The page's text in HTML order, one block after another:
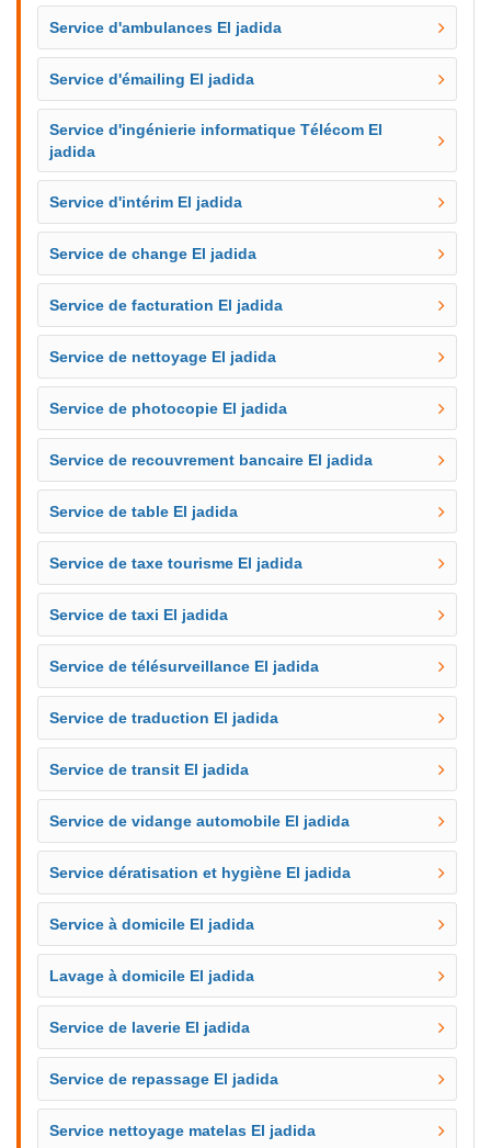
Service d'ambulances El jadida
Service d'émailing El jadida
Service d'ingénierie informatique Télécom El
jadida
Service d'intérim El jadida
Service de change El jadida
Service de facturation El jadida
Service de nettoyage El jadida
Service de photocopie El jadida
Service de recouvrement bancaire El jadida
Service de table El jadida
Service de taxe tourisme El jadida
Service de taxi El jadida
Service de télésurveillance El jadida
Service de traduction El jadida
Service de transit El jadida
Service de vidange automobile El jadida
Service dératisation et hygiène El jadida
Service à domicile El jadida
Lavage à domicile El jadida
Service de laverie El jadida
Service de repassage El jadida
Service nettoyage matelas El jadida